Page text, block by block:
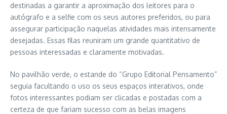
destinadas a garantir a aproximação dos leitores para o
autógrafo e a selfie com os seus autores preferidos, ou para
assegurar participação naquelas atividades mais intensamente
desejadas. Essas filas reuniram um grande quantitativo de
pessoas interessadas e claramente motivadas.
No pavilhão verde, o estande do “Grupo Editorial Pensamento”
seguia facultando o uso os seus espaços interativos, onde
fotos interessantes podiam ser clicadas e postadas com a
certeza de que fariam sucesso com as belas imagens